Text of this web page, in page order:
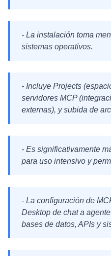
- La instalación toma
sistemas operativos.
- Incluye Projects
servidores MCP
externas), y subida de
- Es significativamente
para uso intensivo y
- La configuración de
Desktop de chat a
bases de datos, APIs y